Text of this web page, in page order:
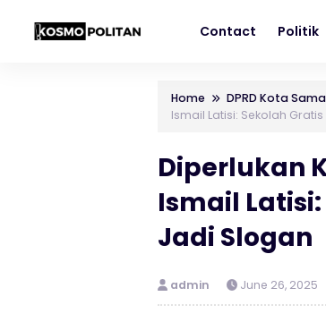
Contact Politik
Home DPRD Kota
Ismail Latisi: Sekolah
Diperlukan
Ismail
Jadi Slogan
admin June 26, 2025